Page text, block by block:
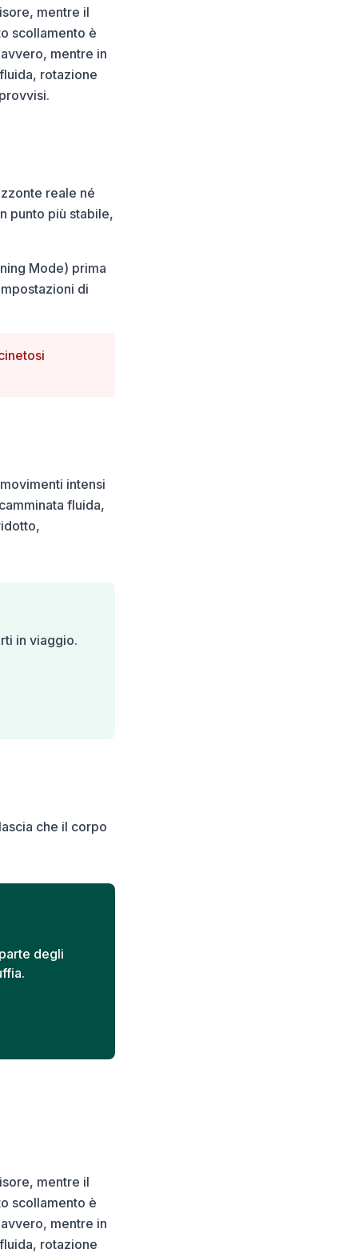
mentre il
scollamento è
mentre in
rotazione
reale né
punto più stabile,
Mode) prima
di
intensi
fluida,
in viaggio.
che il corpo
degli
mentre il
scollamento è
mentre in
rotazione